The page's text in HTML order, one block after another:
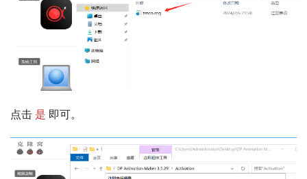
点击 是 即可。